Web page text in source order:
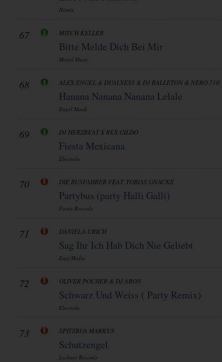
Hitmix
67 MITCH KELLER
Bitte Melde Dich Bei Mir
Meisel Music
68 ALEX ENGEL & DUALXESS & DJ BALLETON & NERO 710
Hanana Nanana Nanana Lelale
Engel Musik
69 DJ HERZBEAT X REX GILDO
Fiesta Mexicana
Electrola
70 DIE BUSFAHRER FEAT. TOBIAS GNACKE
Partybus (party Halli Galli)
Fiesta Records
71 DANIELA URICH
Sag Ihr Ich Hab Dich Nie Geliebt
Enef Media
72 OLIVER POCHER & DJ ARON
Schwarz Und Weiss ( Party Remix)
Electrola
73 SPITZBUA MARKUS
Schutzengel
Lechner Records